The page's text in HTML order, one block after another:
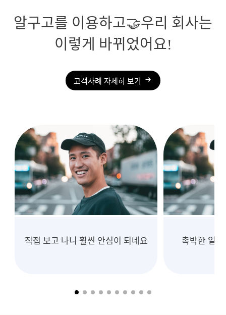
알구고를 이용하고🤝우리 회사는
이렇게 바뀌었어요!
고객사례 자세히 보기
촉박한 일정, 흔들림 없는 진행
10년 넘게